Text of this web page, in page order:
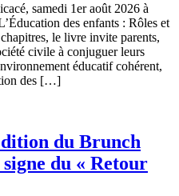
samedi 1er août 2026 à
des enfants : Rôles et
le livre invite parents,
civile à conjuguer leurs
éducatif cohérent,
des […]
du Brunch
signe du « Retour